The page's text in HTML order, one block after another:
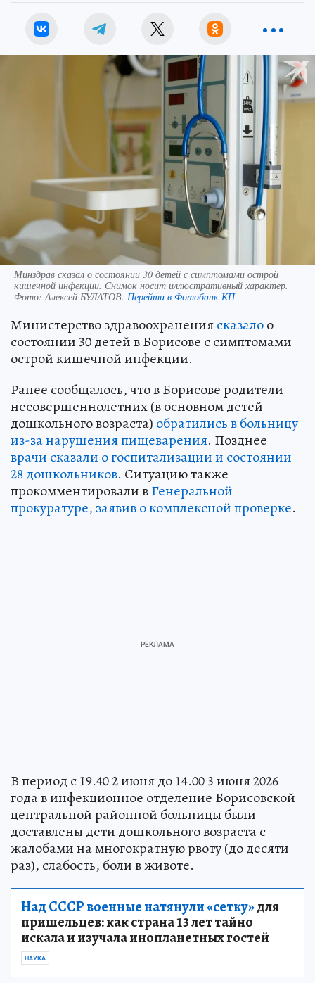
Минздрав сказал о состоянии 30 детей с симптомами острой
кишечной инфекции. Снимок носит иллюстративный характер.
Фото: Алексей БУЛАТОВ. Перейти в Фотобанк КП
Министерство здравоохранениясказалоо
состоянии 30 детей в Борисове с симптомами
острой кишечной инфекции.
Ранее сообщалось, что в Борисове родители
несовершеннолетних (в основном детей
дошкольного возраста) обратились в больницу
из-за нарушения пищеварения. Позднее
врачи сказали о госпитализации и состоянии
28 дошкольников. Ситуацию также
прокомментировали вГенеральной
прокуратуре, заявив о комплексной проверке.
В период с 19.40 2 июня до 14.00 3 июня 2026
года в инфекционное отделение Борисовской
центральной районной больницы были
доставлены дети дошкольного возраста с
жалобами на многократную рвоту (до десяти
раз), слабость, боли в животе.
Над СССР военные натянули «сетку»для
пришельцев: как страна 13 лет тайно
искала и изучала инопланетных гостей
НАУКА